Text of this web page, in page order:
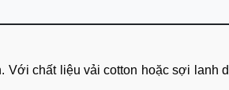
chất liệu vải cotton hoặc sợi lanh